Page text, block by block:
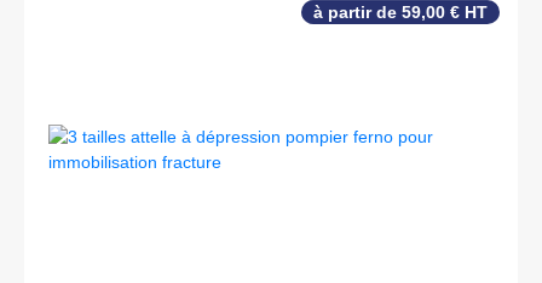
à partir de 59,00 € HT